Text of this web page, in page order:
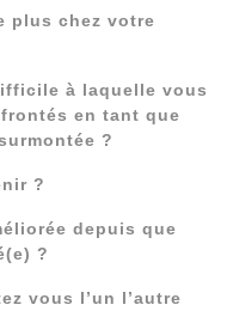
plus chez votre
à laquelle vous
en tant que
?
?
depuis que
?
vous l’un l’autre